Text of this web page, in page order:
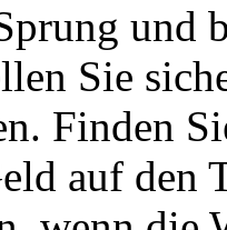
und
Sie
Finden
auf den